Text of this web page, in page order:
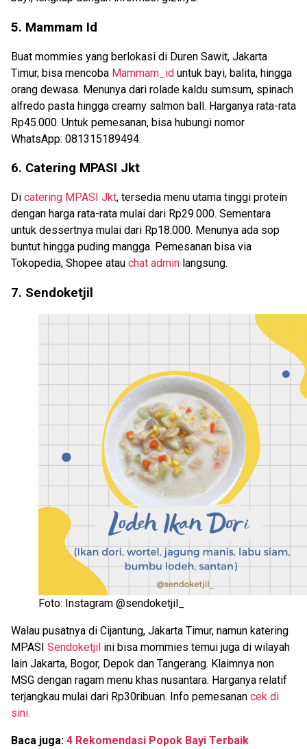
5. Mammam Id
Buat mommies yang berlokasi di Duren Sawit, Jakarta
Timur, bisa mencoba Mammam_id untuk bayi, balita, hingga
orang dewasa. Menunya dari rolade kaldu sumsum, spinach
alfredo pasta hingga creamy salmon ball. Harganya rata-rata
Rp45.000. Untuk pemesanan, bisa hubungi nomor
WhatsApp: 081315189494.
6. Catering MPASI Jkt
Di catering MPASI Jkt, tersedia menu utama tinggi protein
dengan harga rata-rata mulai dari Rp29.000. Sementara
untuk dessertnya mulai dari Rp18.000. Menunya ada sop
buntut hingga puding mangga. Pemesanan bisa via
Tokopedia, Shopee atau chat admin langsung.
7. Sendoketjil
Foto: Instagram @sendoketjil_
Walau pusatnya di Cijantung, Jakarta Timur, namun katering
MPASI Sendoketjil ini bisa mommies temui juga di wilayah
lain Jakarta, Bogor, Depok dan Tangerang. Klaimnya non
MSG dengan ragam menu khas nusantara. Harganya relatif
terjangkau mulai dari Rp30ribuan. Info pemesanan cek di
sini.
Baca juga: 4 Rekomendasi Popok Bayi Terbaik